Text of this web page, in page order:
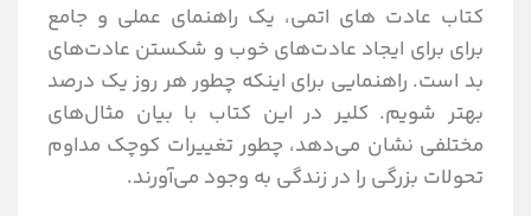
کتاب عادت های اتمی، یک راهنمای عملی و جامع
برای برای ایجاد عادت‌های خوب و شکستن عادت‌های
بد است. راهنمایی برای اینکه چطور هر روز یک درصد
بهتر شویم. کلیر در این کتاب با بیان مثال‌های
مختلفی نشان می‌دهد، چطور تغییرات کوچک مداوم
تحولات بزرگی را در زندگی به وجود می‌آورند.